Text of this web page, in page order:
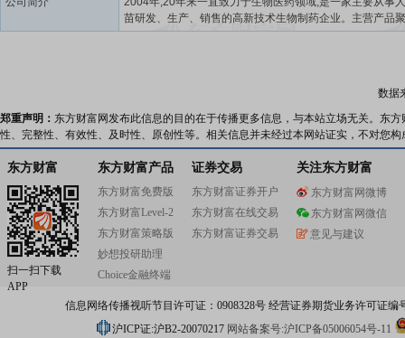
苗研发、生产、销售的高新技术生物制药企业。主营产品
水痘减毒活疫苗、冻干鼻喷流感减毒活疫苗及带状疱疹减
程实验室、联合实验室(百克生物+医科院病原所);1个国家
科研工作站;是国家高新技术企业、工业和信息化部经济运
调度联系企业、吉林省制造业单项冠军企业、吉林省生物
科技创新联盟牵头单位;荣获中国专利优秀奖、吉林省科学
步奖三等奖、吉林省长白山医药创新奖(成果转化奖)等荣誉
疱疹减毒活疫苗,聚焦于生物医药人用疫苗的研发制造与销
司水痘减毒活疫苗是国内首个去除动物源明胶的、有效期
个月的水痘疫苗,稳定性为同类产品中最佳,产品市场占有率
国领先;冻干鼻喷流感减毒活疫苗纳入世界卫生组织(WHO)
感疫苗行动计划项目(GAP),是国内独家经鼻喷方式接种的
毒活疫苗;带状疱疹减毒活疫苗,是国产首款用于预防带状疱
和政策激励”为创新动力,将市场需求、技术发展趋势与企业
营情况和发展规划有机结合。吉林大学、医科院病原所、
数据
郑重声明： 东方财富网发布此信息的目的在于传播更多信息，与本站立场无关。东
性、完整性、有效性、及时性、原创性等。相关信息并未经过本网站证实，不对您
东方财富
扫一扫下载
APP
东方财富产品
东方财富免费版
东方财富Level-2
东方财富策略版
妙想投研助理
Choice金融终端
证券交易
东方财富证券开户
东方财富在线交易
东方财富证券交易
关注东方财富
东方财富网微博
东方财富网微信
意见与建议
信息网络传播视听节目许可证：0908328号 经营证券期货业务许可证编
沪ICP证:沪B2-20070217 网站备案号:沪ICP备05006054号-11